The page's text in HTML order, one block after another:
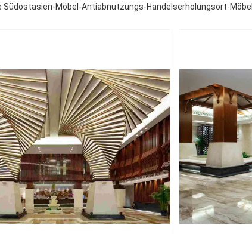
Möbel-Antiabnutzungs-Handelserholungsort-Möbel